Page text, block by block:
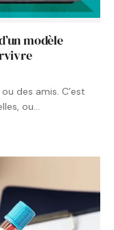
modèle
des amis. C’est
ou…